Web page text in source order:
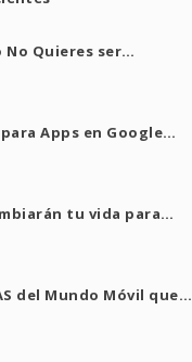
No Quieres ser…
para Apps en Google…
tu vida para…
del Mundo Móvil que…